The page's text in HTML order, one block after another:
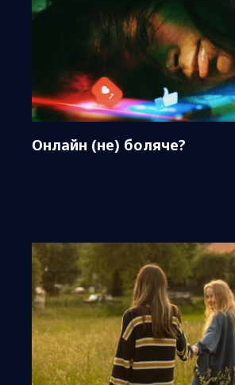
Онлайн (не) боляче?